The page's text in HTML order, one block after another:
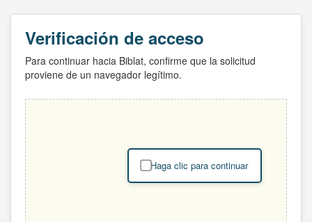
Verificación de acceso
Para continuar hacia Biblat, confirme que la solicitud
proviene de un navegador legítimo.
Haga clic para continuar